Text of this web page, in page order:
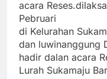
acara
Pebruari
di Kelurahan
dan luwinanggung
hadir dalan acara
Lurah Sukamaju